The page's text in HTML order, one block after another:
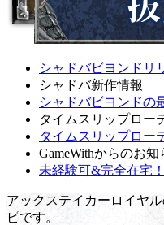
シャドバビヨンドリ
シャドバ新作情報
シャドバビヨンドの
タイムスリップロー
タイムスリップロー
GameWithからのお知
未経験可&完全在宅
アックステイカーロイヤ
ピです。